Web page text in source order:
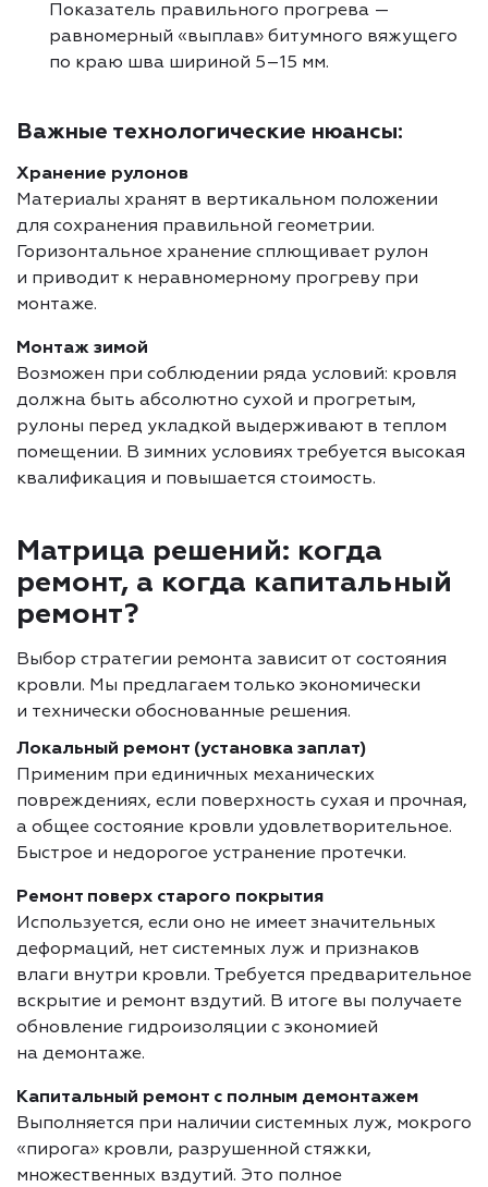
Показатель правильного прогрева —
равномерный «выплав» битумного вяжущего
по краю шва шириной 5–15 мм.
Важные технологические нюансы:
Хранение рулонов
Материалы хранят в вертикальном положении
для сохранения правильной геометрии.
Горизонтальное хранение сплющивает рулон
и приводит к неравномерному прогреву при
монтаже.
Монтаж зимой
Возможен при соблюдении ряда условий: кровля
должна быть абсолютно сухой и прогретым,
рулоны перед укладкой выдерживают в теплом
помещении. В зимних условиях требуется высокая
квалификация и повышается стоимость.
Матрица решений: когда
ремонт, а когда капитальный
ремонт?
Выбор стратегии ремонта зависит от состояния
кровли. Мы предлагаем только экономически
и технически обоснованные решения.
Локальный ремонт (установка заплат)
Применим при единичных механических
повреждениях, если поверхность сухая и прочная,
а общее состояние кровли удовлетворительное.
Быстрое и недорогое устранение протечки.
Ремонт поверх старого покрытия
Используется, если оно не имеет значительных
деформаций, нет системных луж и признаков
влаги внутри кровли. Требуется предварительное
вскрытие и ремонт вздутий. В итоге вы получаете
обновление гидроизоляции с экономией
на демонтаже.
Капитальный ремонт с полным демонтажем
Выполняется при наличии системных луж, мокрого
«пирога» кровли, разрушенной стяжки,
множественных вздутий. Это полное